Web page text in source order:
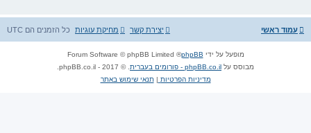
עמוד ראשי כל הזמנים הם UTC מחיקת עוגיות יצירת קשר
מופעל על ידי phpBB
® Forum Software © phpBB Limited
מבוסס על phpBB.co.il - פורומים בעברית
. © 2017 - phpBB.co.il.
מדיניות הפרטיות |תנאי שימוש באתר